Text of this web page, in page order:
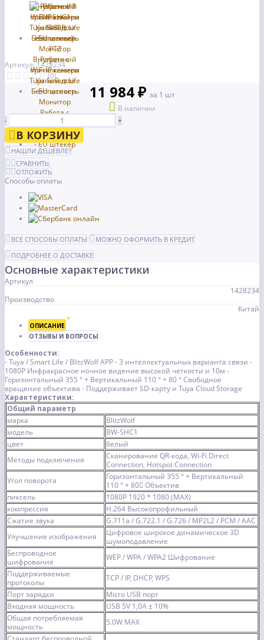
Артикул: 1428234
(0)
11 984 ₽ за 1 шт
В наличии
-
+
В КОРЗИНУ
НАШЛИ ДЕШЕВЛЕ?
СРАВНИТЬ
ОТЛОЖИТЬ
Способы оплаты
ВСЕ СПОСОБЫ ОПЛАТЫ
МОЖНО ОФОРМИТЬ В КРЕДИТ
ПОДРОБНЕЕ О ДОСТАВКЕ
Основные характеристики
Артикул
1428234
Производство
Китай
ОПИСАНИЕ
ОТЗЫВЫ И ВОПРОСЫ
Особенности:
- Tuya / Smart Life / BlitzWolf APP - 3 интеллектуальных варианта связи -
1080P Инфракрасное ночное видение высокой четкости и 10м -
Горизонтальный 355 ° + Вертикальный 110 ° + 80 ° Свободное
вращение объектива - Поддерживает SD-карту и Tuya Cloud Storage
Характеристики:
Общий параметр
марка
BlitzWolf
модель
BW-SHC1
цвет
белый
Методы подключения
Сканирование QR-кода, Wi-Fi Direct
Connection, Hotspot Connection
Угол поворота
Горизонтальный 355 ° + Вертикальный
110 ° + 80〫 Объектив
пиксель
1080P 1920 * 1080 (MAX)
компрессия
H.264 Высокопрофильный
Сжатие звука
G.711a / G.722.1 / G.726 / MP2L2 / PCM / AAC
Улучшение изображения
Цифровое широкое динамическое 3D
шумоподавление
Беспроводное
шифрование
WEP / WPA / WPA2 Шифрование
Поддерживаемые
протоколы
TCP / IP, DHCP, WPS
Порт зарядки
Micro USB порт
Входная мощность
USB 5V 1,0A ± 10%
Общая потребляемая
мощность
5.0W MAX